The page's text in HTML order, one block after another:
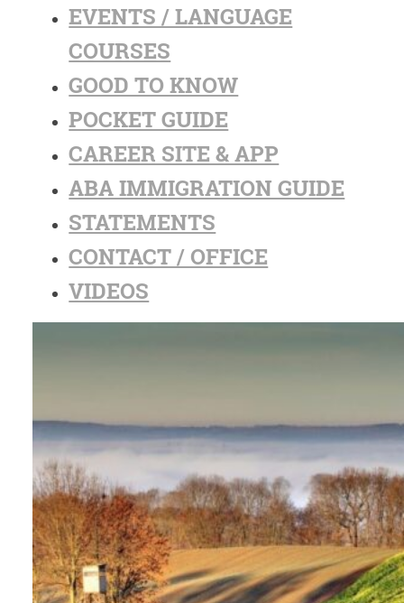
EVENTS / LANGUAGE
COURSES
GOOD TO KNOW
POCKET GUIDE
CAREER SITE & APP
ABA IMMIGRATION GUIDE
STATEMENTS
CONTACT / OFFICE
VIDEOS